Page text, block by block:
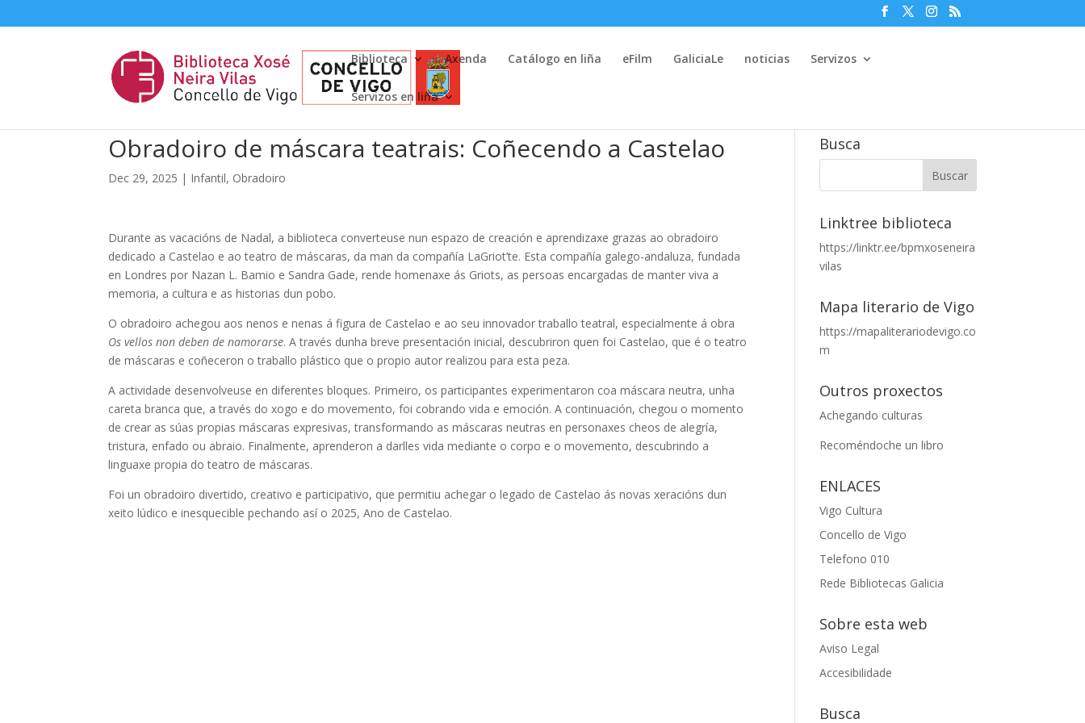
Biblioteca Axenda Catálogo en liña eFilm GaliciaLe noticias Servizos
Servizos en liña
Obradoiro de máscara teatrais: Coñecendo a Castelao
Dec 29, 2025 | Infantil, Obradoiro
Durante as vacacións de Nadal, a biblioteca converteuse nun espazo de creación e aprendizaxe grazas ao obradoiro
dedicado a Castelao e ao teatro de máscaras, da man da compañía LaGriot’te. Esta compañía galego-andaluza, fundada
en Londres por Nazan L. Bamio e Sandra Gade, rende homenaxe ás Griots, as persoas encargadas de manter viva a
memoria, a cultura e as historias dun pobo.
O obradoiro achegou aos nenos e nenas á figura de Castelao e ao seu innovador traballo teatral, especialmente á obra
Os vellos non deben de namorarse. A través dunha breve presentación inicial, descubriron quen foi Castelao, que é o teatro
de máscaras e coñeceron o traballo plástico que o propio autor realizou para esta peza.
A actividade desenvolveuse en diferentes bloques. Primeiro, os participantes experimentaron coa máscara neutra, unha
careta branca que, a través do xogo e do movemento, foi cobrando vida e emoción. A continuación, chegou o momento
de crear as súas propias máscaras expresivas, transformando as máscaras neutras en personaxes cheos de alegría,
tristura, enfado ou abraio. Finalmente, aprenderon a darlles vida mediante o corpo e o movemento, descubrindo a
linguaxe propia do teatro de máscaras.
Foi un obradoiro divertido, creativo e participativo, que permitiu achegar o legado de Castelao ás novas xeracións dun
xeito lúdico e inesquecible pechando así o 2025, Ano de Castelao.
Busca
Linktree biblioteca
https://linktr.ee/bpmxoseneira
vilas
Mapa literario de Vigo
https://mapaliterariodevigo.co
m
Outros proxectos
Achegando culturas
Recoméndoche un libro
ENLACES
Vigo Cultura
Concello de Vigo
Telefono 010
Rede Bibliotecas Galicia
Sobre esta web
Aviso Legal
Accesibilidade
Busca